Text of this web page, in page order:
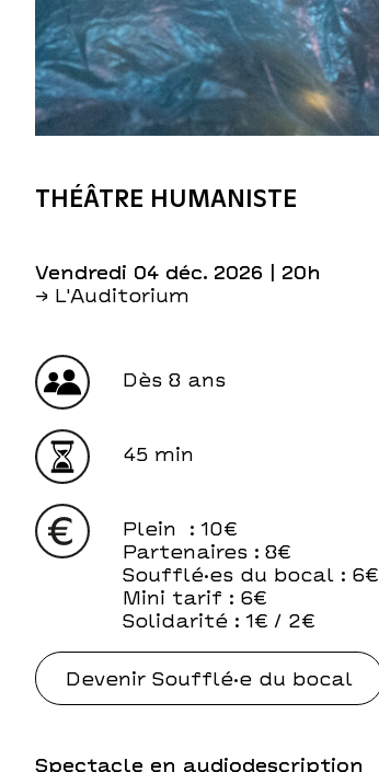
THÉÂTRE HUMANISTE
vendredi 04 déc. 2026 | 20h
→ L'Auditorium
Dès 8 ans
45 min
Plein
: 10€
Partenaires : 8€
Soufflé·es du bocal : 6€
Mini tarif : 6€
Solidarité : 1€ / 2€
Devenir Soufflé·e du bocal
Spectacle en audiodescription